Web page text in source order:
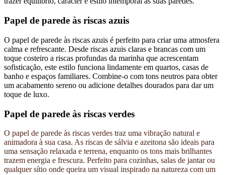
Papel de parede às riscas azuis
O papel de parede às riscas azuis é perfeito para criar uma atmosfera
calma e refrescante. Desde riscas azuis claras e brancas com um
toque costeiro a riscas profundas da marinha que acrescentam
sofisticação, este estilo funciona lindamente em quartos, casas de
banho e espaços familiares. Combine-o com tons neutros para obter
um acabamento sereno ou adicione detalhes dourados para dar um
toque de luxo.
Papel de parede às riscas verdes
O papel de parede às riscas verdes traz uma vibração natural e
animadora à sua casa. As riscas de sálvia e azeitona são ideais para
uma sensação relaxada e terrena, enquanto os tons mais brilhantes
trazem energia e frescura. Perfeito para cozinhas, salas de jantar ou
qualquer sítio onde queira um visual inspirado na natureza com um